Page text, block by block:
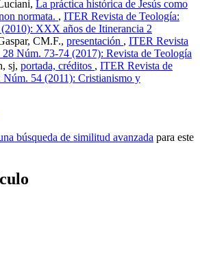
La práctica histórica de Jesús como
normata. , ITER Revista de Teología:
XXX años de Itinerancia 2
CM.F., presentación , ITER Revista
Núm. 73-74 (2017): Revista de Teología
sj, portada, créditos , ITER Revista de
54 (2011): Cristianismo y
búsqueda de similitud avanzada para este